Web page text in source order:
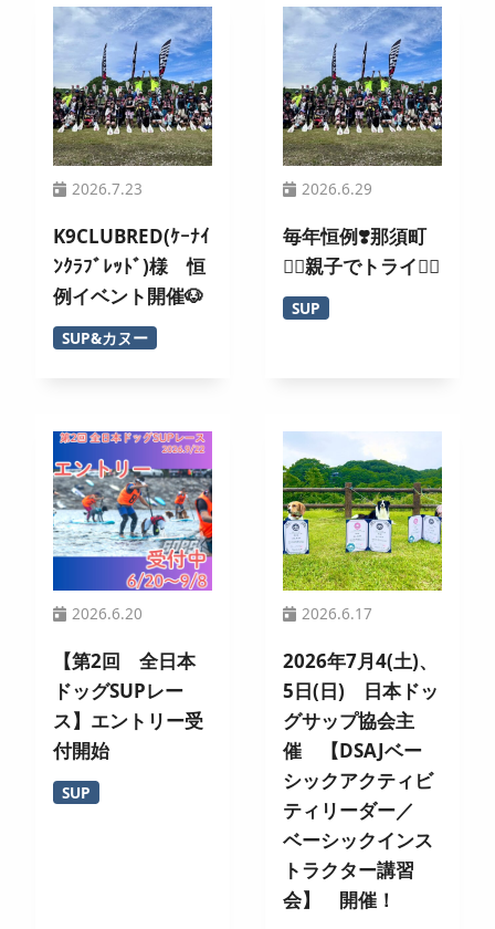
2026.7.23
K9CLUBRED(ｹｰﾅｲ
ﾝｸﾗﾌﾞﾚｯﾄﾞ)様 恒
例イベント開催🐶
SUP&カヌー
2026.6.29
毎年恒例❣️那須町
🏄‍♀️親子でトライ🚣‍♂️
SUP
2026.6.20
【第2回 全日本
ドッグSUPレー
ス】エントリー受
付開始
SUP
2026.6.17
2026年7月4(土)、
5日(日) 日本ドッ
グサップ協会主
催 【DSAJベー
シックアクティビ
ティリーダー／
ベーシックインス
トラクター講習
会】 開催！